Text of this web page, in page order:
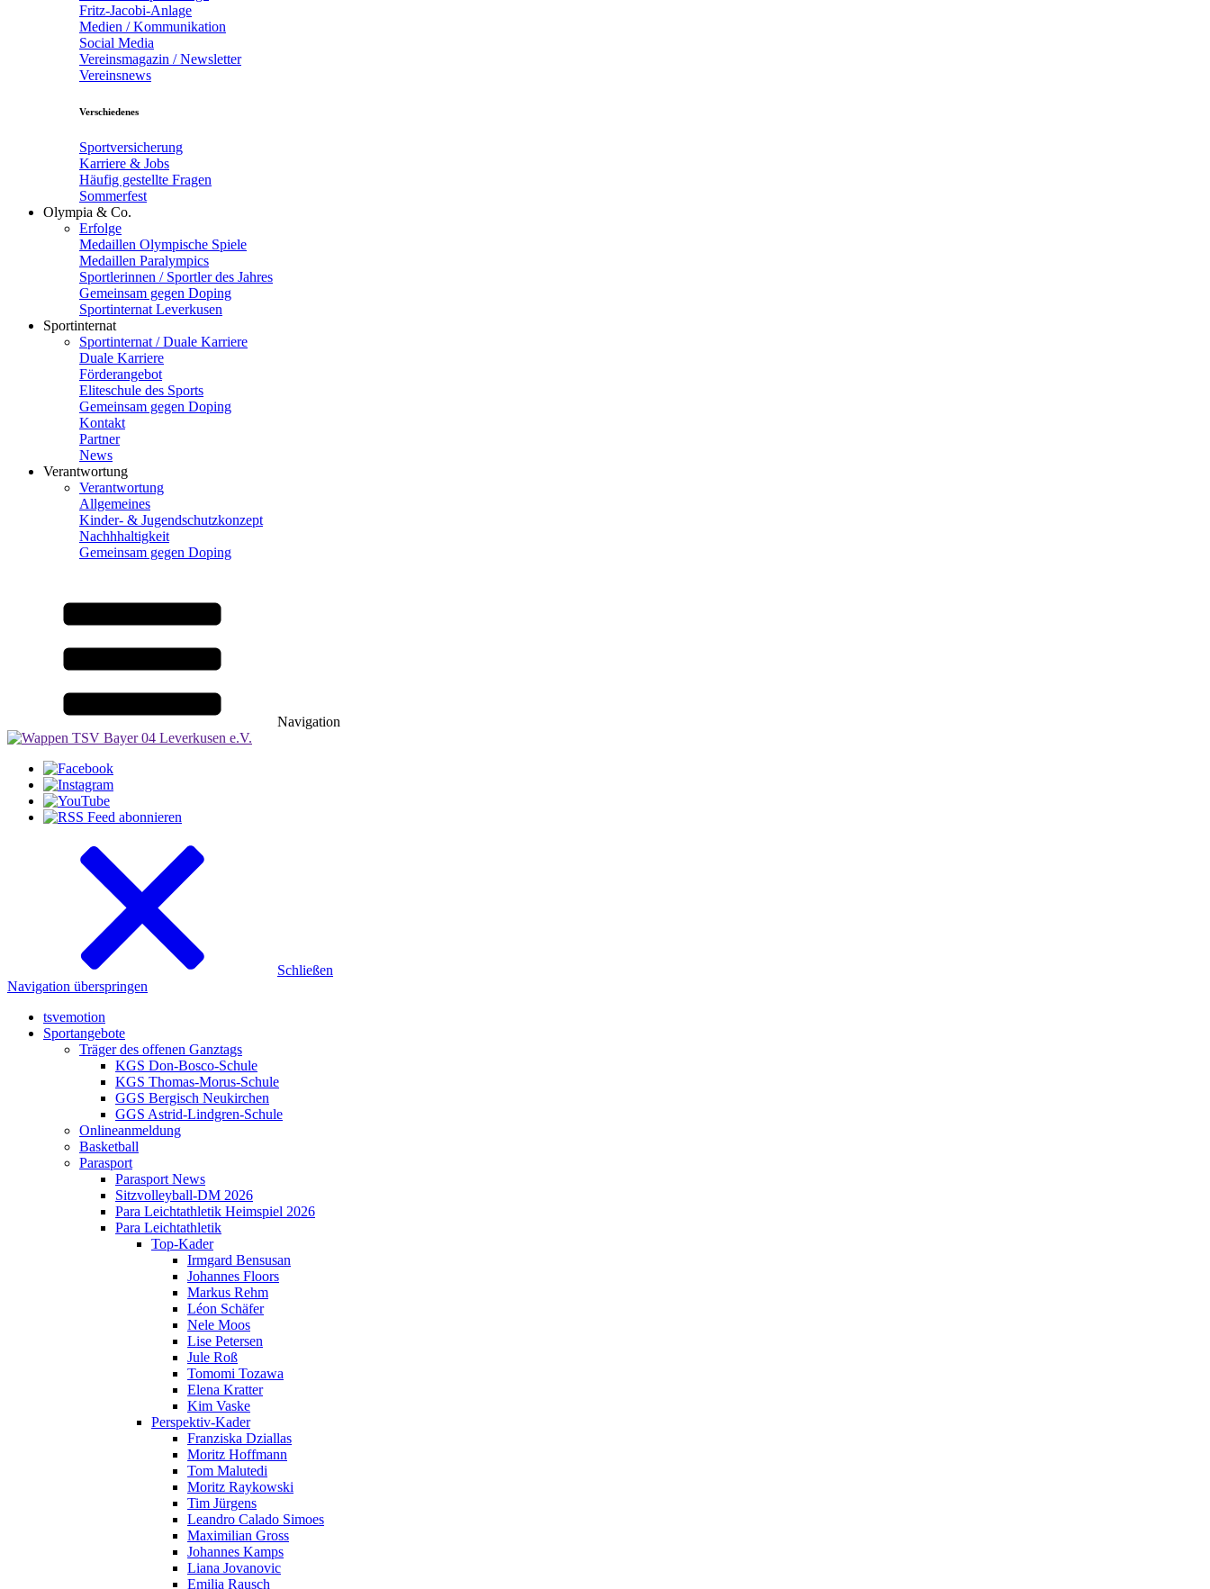
Fritz-Jacobi-Anlage
Medien / Kommunikation
Social Media
Vereinsmagazin / Newsletter
Vereinsnews
Verschiedenes
Sportversicherung
Karriere & Jobs
Häufig gestellte Fragen
Sommerfest
Olympia & Co.
Erfolge
Medaillen Olympische Spiele
Medaillen Paralympics
Sportlerinnen / Sportler des Jahres
Gemeinsam gegen Doping
Sportinternat Leverkusen
Sportinternat
Sportinternat / Duale Karriere
Duale Karriere
Förderangebot
Eliteschule des Sports
Gemeinsam gegen Doping
Kontakt
Partner
News
Verantwortung
Verantwortung
Allgemeines
Kinder- & Jugendschutzkonzept
Nachhhaltigkeit
Gemeinsam gegen Doping
Navigation
Schließen
Navigation überspringen
tsvemotion
Sportangebote
Träger des offenen Ganztags
KGS Don-Bosco-Schule
KGS Thomas-Morus-Schule
GGS Bergisch Neukirchen
GGS Astrid-Lindgren-Schule
Onlineanmeldung
Basketball
Parasport
Parasport News
Sitzvolleyball-DM 2026
Para Leichtathletik Heimspiel 2026
Para Leichtathletik
Top-Kader
Irmgard Bensusan
Johannes Floors
Markus Rehm
Léon Schäfer
Nele Moos
Lise Petersen
Jule Roß
Tomomi Tozawa
Elena Kratter
Kim Vaske
Perspektiv-Kader
Franziska Dziallas
Moritz Hoffmann
Tom Malutedi
Moritz Raykowski
Tim Jürgens
Leandro Calado Simoes
Maximilian Gross
Johannes Kamps
Liana Jovanovic
Emilia Rausch